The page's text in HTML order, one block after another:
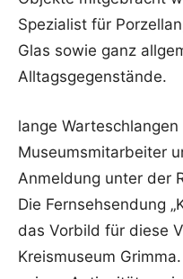
Spezialist für
Glas sowie ganz
Alltagsgegenstände.
lange
Museumsmitarbeiter
Anmeldung unter der
Die Fernsehsendung
das Vorbild für diese
Kreismuseum